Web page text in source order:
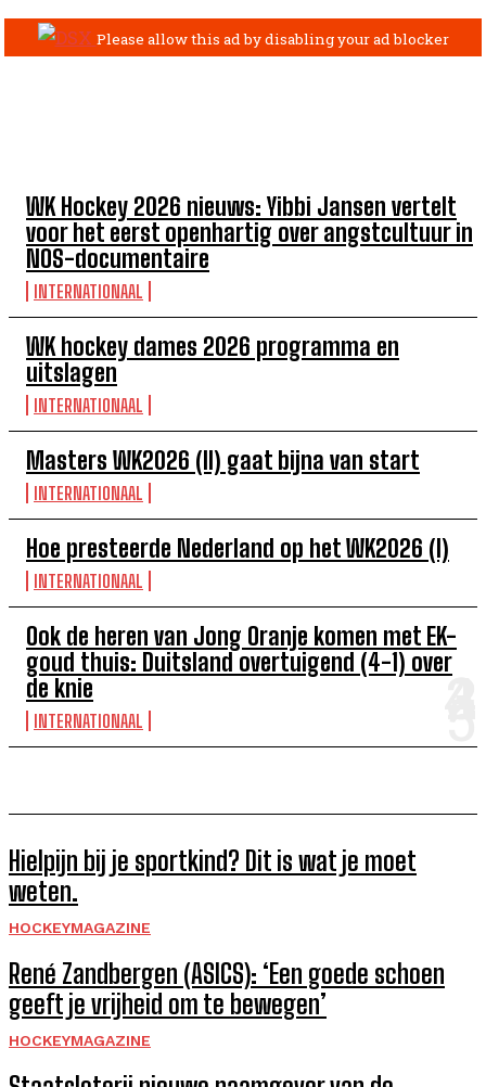
WK Hockey 2026 nieuws: Yibbi Jansen vertelt
voor het eerst openhartig over angstcultuur in
NOS-documentaire
INTERNATIONAAL
WK hockey dames 2026 programma en
uitslagen
INTERNATIONAAL
Masters WK2026 (II) gaat bijna van start
INTERNATIONAAL
Hoe presteerde Nederland op het WK2026 (I)
INTERNATIONAAL
Ook de heren van Jong Oranje komen met EK-
goud thuis: Duitsland overtuigend (4-1) over
de knie
INTERNATIONAAL
Hielpijn bij je sportkind? Dit is wat je moet
weten.
HOCKEYMAGAZINE
René Zandbergen (ASICS): ‘Een goede schoen
geeft je vrijheid om te bewegen’
HOCKEYMAGAZINE